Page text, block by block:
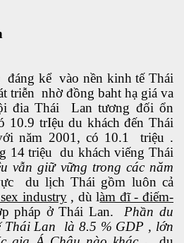
kể vào nền kinh tế Thái
triễn nhờ đồng baht hạ giá va
đia Thái Lan tương đối ổn
10.9 trIệu du khách đến Thái
năm 2001, có 10.1 triệu .
14 triệu du khách viếng Thái
vẫn giữ vững trong các năm
du lịch Thái gồm luôn cả
industry, dù làm đĩ - điếm-
pháp ở Thái Lan. Phần du
Lan là 8.5 % GDP , lớn